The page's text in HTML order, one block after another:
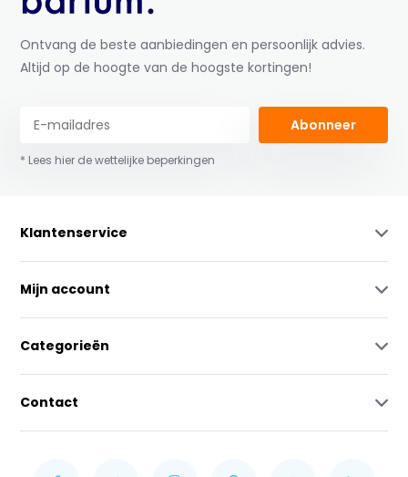
Ontvang de beste aanbiedingen en persoonlijk advies.
Altijd op de hoogte van de hoogste kortingen!
Abonneer
* Lees hier de wettelijke beperkingen
Klantenservice
Mijn account
Categorieën
Contact